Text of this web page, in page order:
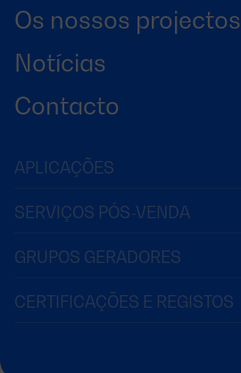
Os nossos projectos
Notícias
Contacto
APLICAÇÕES
SERVIÇOS PÓS-VENDA
GRUPOS GERADORES
CERTIFICAÇÕES E REGISTOS